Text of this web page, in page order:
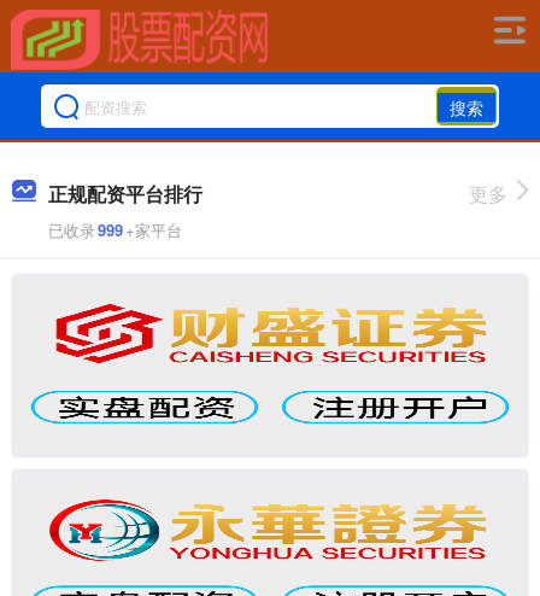
搜索
正规配资平台排行
已收录999+家平台
更多